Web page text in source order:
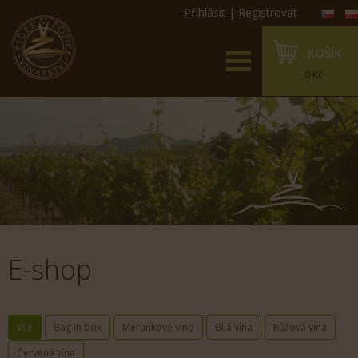
Přihlásit | Registrovat
KOŠÍK
0 Kč
E-shop
Vše Bag in box Meruňkové víno Bílá vína
Růžová vína
Červená vína